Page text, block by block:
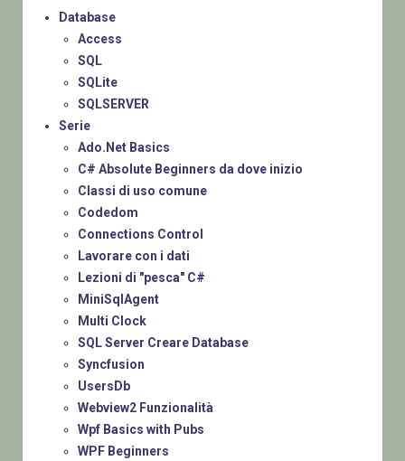
Database
Access
SQL
SQLite
SQLSERVER
Serie
Ado.Net Basics
C# Absolute Beginners da dove inizio
Classi di uso comune
Codedom
Connections Control
Lavorare con i dati
Lezioni di "pesca" C#
MiniSqlAgent
Multi Clock
SQL Server Creare Database
Syncfusion
UsersDb
Webview2 Funzionalità
Wpf Basics with Pubs
WPF Beginners